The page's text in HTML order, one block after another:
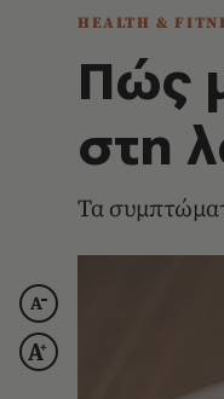
HEALTH &
Πώς
στη
Τα